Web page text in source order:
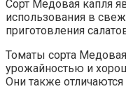
Сорт Медовая капля
использования в
приготовления
Томаты сорта
урожайностью и
Они также